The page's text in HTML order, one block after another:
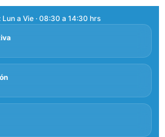
Lun a Vie · 08:30 a 14:30 hrs